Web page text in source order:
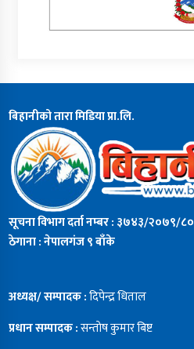
बिहानीको तारा मिडिया प्रा.लि.
सूचना विभाग दर्ता नम्बर : ३७४३/२०७९/८०
ठेगाना : नेपालगंज ९ बाँके
अध्यक्ष/ सम्पादक :दिपेन्द्र धिताल
प्रधान सम्पादक :सन्ताेष कुमार बिष्ट